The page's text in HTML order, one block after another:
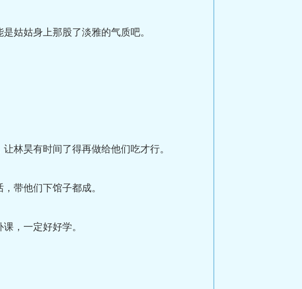
姑姑身上那股了淡雅的气质吧。
林昊有时间了得再做给他们吃才行。
带他们下馆子都成。
，一定好好学。